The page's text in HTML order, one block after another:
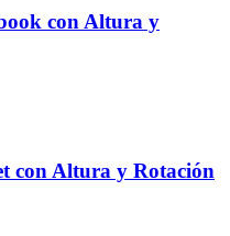
con Altura y
con Altura y Rotación